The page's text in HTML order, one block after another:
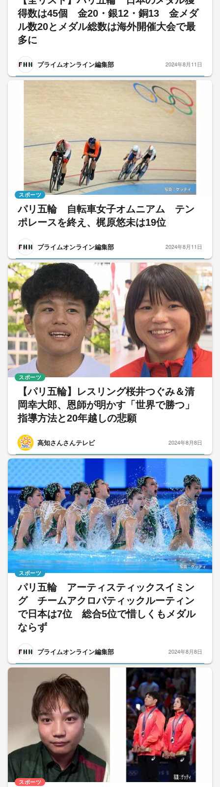
得数は45個 金20・銀12・銅13 金メダ
ル数20とメダル総数は海外開催大会で最
多に
プライムオンライン編集部 2024年8月11日
パリ五輪 自転車女子オムニアム テン
ポレースを終え、梶原悠未は19位
プライムオンライン編集部
スポーツ
2024年8月11日
【パリ五輪】レスリング桜井つぐみ＆清
岡幸大郎、恩師が明かす「世界で勝つ」
指導方法と20年越しの悲願
高知さんさんテレビ
スポーツ
2024年8月8日
パリ五輪 アーティスティックスイミン
グ チームアクロバティックルーティン
で日本は7位 総合5位で惜しくもメダル
ならず
プライムオンライン編集部
スポーツ
2024年8月8日
スポーツ